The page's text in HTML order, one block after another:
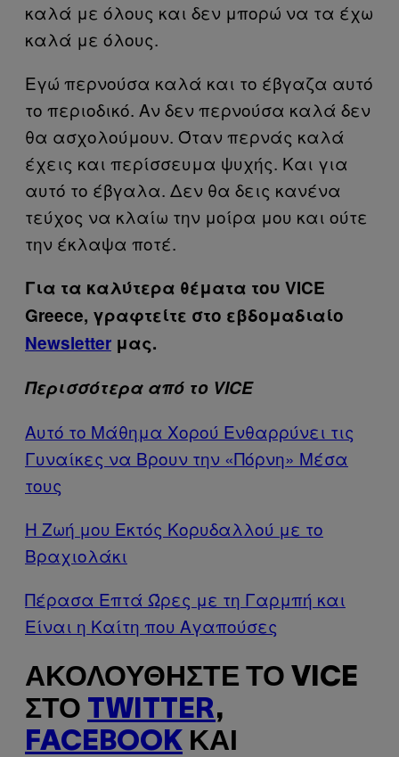
καλά με όλους και δεν μπορώ να τα έχω
καλά με όλους.
Εγώ περνούσα καλά και το έβγαζα αυτό
το περιοδικό. Αν δεν περνούσα καλά δεν
θα ασχολούμουν. Όταν περνάς καλά
έχεις και περίσσευμα ψυχής. Και για
αυτό το έβγαλα. Δεν θα δεις κανένα
τεύχος να κλαίω την μοίρα μου και ούτε
την έκλαψα ποτέ.
Για τα καλύτερα θέματα του VICE
Greece, γραφτείτε στο εβδομαδιαίο
Newsletter μας.
Περισσότερα από το VICE
Αυτό το Μάθημα Χορού Ενθαρρύνει τις
Γυναίκες να Βρουν την «Πόρνη» Μέσα
τους
Η Ζωή μου Εκτός Κορυδαλλού με το
Βραχιολάκι
Πέρασα Επτά Ώρες με τη Γαρμπή και
Είναι η Καίτη που Αγαπούσες
ΑΚΟΛΟΥΘΉΣΤΕ ΤΟ VICE
ΣΤΟ TWITTER,
FACEBOOK ΚΑΙ